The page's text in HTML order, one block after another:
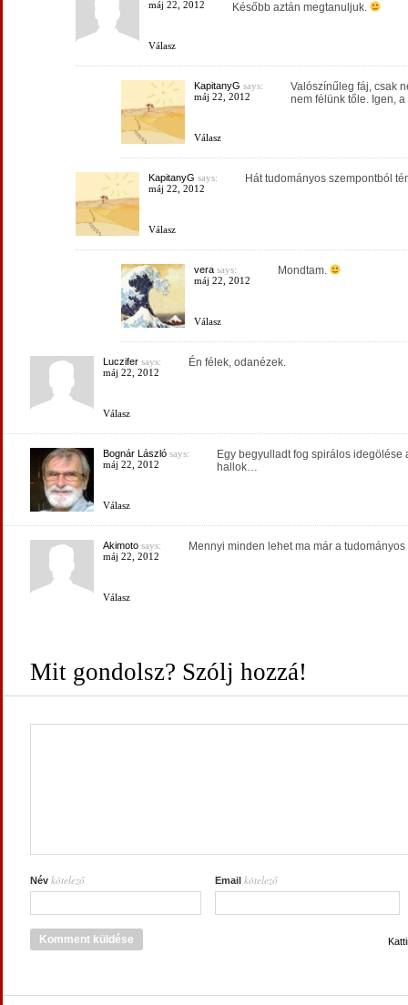
máj 22, 2012
Válasz
Később aztán megtanuljuk.
KapitanyG says:
máj 22, 2012
Válasz
Valószínűleg fáj, csak
nem félünk tőle. Igen,
KapitanyG says:
máj 22, 2012
Válasz
Hát tudományos szempontból
verasays:
máj 22, 2012
Válasz
Mondtam.
Luczifersays:
máj 22, 2012
Válasz
Én félek, odanézek.
Bognár Lászlósays:
máj 22, 2012
Válasz
Egy begyulladt fog spirálos
hallok…
Akimotosays:
máj 22, 2012
Válasz
Mennyi minden lehet ma már a
Mit gondolsz? Szólj hozzá!
Név kötelező Email kötelező